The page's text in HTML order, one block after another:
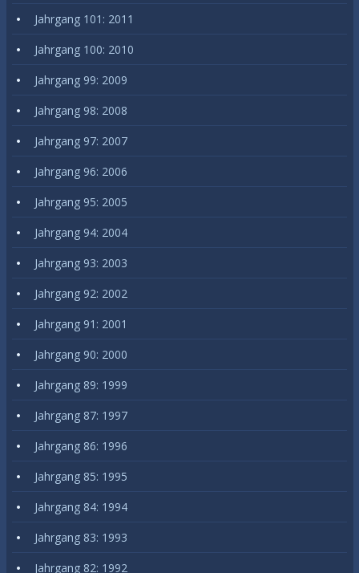
Jahrgang 101: 2011
Jahrgang 100: 2010
Jahrgang 99: 2009
Jahrgang 98: 2008
Jahrgang 97: 2007
Jahrgang 96: 2006
Jahrgang 95: 2005
Jahrgang 94: 2004
Jahrgang 93: 2003
Jahrgang 92: 2002
Jahrgang 91: 2001
Jahrgang 90: 2000
Jahrgang 89: 1999
Jahrgang 87: 1997
Jahrgang 86: 1996
Jahrgang 85: 1995
Jahrgang 84: 1994
Jahrgang 83: 1993
Jahrgang 82: 1992